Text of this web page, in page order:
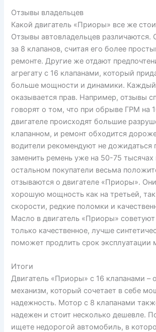
Отзывы владельцев
Какой двигатель «Приоры» все же
Отзывы автовладельцев различаются.
за 8 клапанов, считая его более
ремонте. Другие же отдают
агрегату с 16 клапанами, который
больше мощности и динамики.
оказывается прав. Например, отзывы
говорят о том, что при обрыве ГРМ на
двигателе происходят большие
клапанном, и ремонт обходится
водители рекомендуют не дожидаться
заменить ремень уже на 50-75
остальном покупатели весьма
отзываются о двигателе «Приоры».
хорошую мощность как на третьей, так
скорости, редкие поломки и
Масло в двигатель «Приоры» советуют
только качественное, лучше
поможет продлить срок эксплуатации
Итоги
Двигатель «Приоры» с 16 клапанами –
механизм, который сочетает в себе
надежность. Мотор с 8 клапанами
надежен и стоит несколько дешевле.
ищете недорогой автомобиль, в